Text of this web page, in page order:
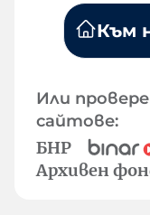
Към
Или
сайтове:
БНР
Архивен